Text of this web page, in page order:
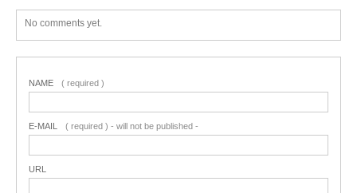
No comments yet.
NAME ( required )
E-MAIL ( required ) - will not be published -
URL